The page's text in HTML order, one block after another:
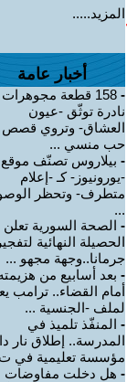
المزيد.....
أخبار عامة
-
158 قطعة مجوهرات
نادرة توثّق -عيون
العشاق- وتروي قصص
حب منسي ...
- بيلاروس تصنّف موقع
-يورونيوز- كـ -إعلام
متطرف- وتحظر
...
- الصحة السورية تعلن
الحصيلة النهائية لتفجير
جرمانا..وجهة مجهو ...
- بعد أسابيع من
أمام القضاء.. ترامب
لملف -الجنسية ...
- المنفّذ تلميذ في
المدرسة.. إطلاق نار
مؤسسة تعليمية في
- هل دخلت مفاوضات